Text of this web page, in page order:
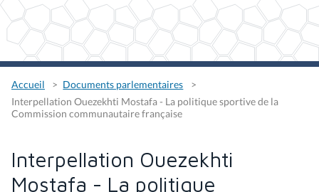
Accueil
Documents parlementaires
Interpellation Ouezekhti Mostafa - La politique sportive de la
Commission communautaire française
Interpellation Ouezekhti
Mostafa - La politique